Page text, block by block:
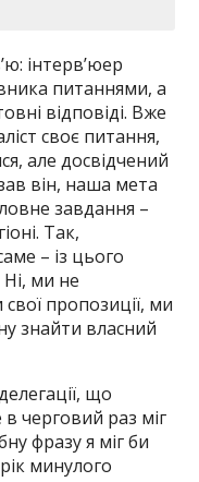
інтерв’юер
питаннями, а
відповіді. Вже
своє питання,
але досвідчений
він, наша мета
завдання –
Так,
– із цього
ми не
пропозиції, ми
знайти власний
що
черговий раз міг
фразу я міг би
минулого